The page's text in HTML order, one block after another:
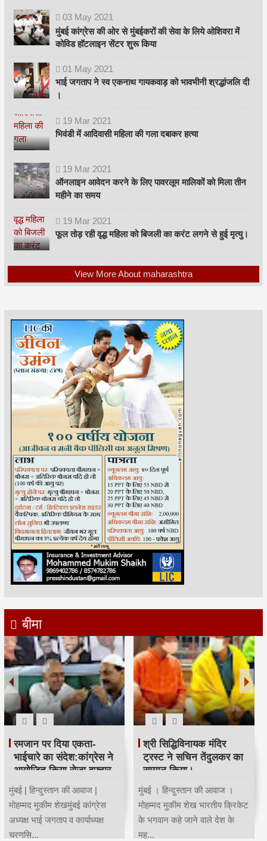
03 May 2021
मुंबई कांग्रेस की ओर से मुंबईकरों की सेवा के लिये ओशिवरा में
कोविड हॉटलाइन सेंटर शुरू किया
01 May 2021
भाई जगताप ने स्व एकनाथ गायकवाड़ को भावभीनी श्रद्धांजलि दी
।
19 Mar 2021
भिवंडी में आदिवासी महिला की गला दबाकर हत्या
19 Mar 2021
ऑनलाइन आवेदन करने के लिए पावरलूम मालिकों को मिला तीन
महीने का समय
19 Mar 2021
फूल तोड़ रही वृद्ध महिला को बिजली का करंट लगने से हुई मृत्यु।
View More About maharashtra
बीमा
रमजान पर दिया एकता-
भाईचारे का संदेश:कांग्रेस ने
आयोजित किया रोजा इफ्तार
मुंबई | हिन्दुस्तान की आवाज |
मोहम्मद मुकीम शेखमुंबई कांग्रेस
अध्यक्ष भाई जगताप व कार्याध्यक्ष
चरणसि...
श्री सिद्धिविनायक मंदिर
ट्रस्ट ने सचिन तेंदुलकर का
सम्मान किया।
मुंबई । हिन्दुस्तान की आवाज ।
मोहम्मद मुकीम शेख भारतीय क्रिकेट
के भगवान कहे जाने वाले देश के
मह...